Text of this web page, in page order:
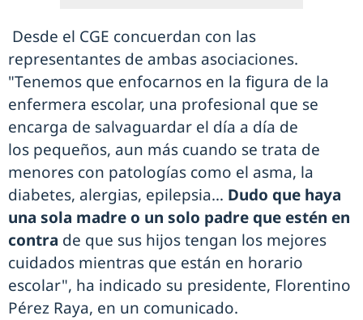
Desde el CGE concuerdan con las
representantes de ambas asociaciones.
"Tenemos que enfocarnos en la figura de la
enfermera escolar, una profesional que se
encarga de salvaguardar el día a día de
los pequeños, aun más cuando se trata de
menores con patologías como el asma, la
diabetes, alergias, epilepsia… Dudo que haya
una sola madre o un solo padre que estén en
contra de que sus hijos tengan los mejores
cuidados mientras que están en horario
escolar", ha indicado su presidente, Florentino
Pérez Raya, en un comunicado.